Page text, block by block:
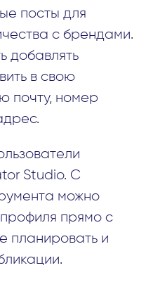
посты для
с брендами.
добавлять
в свою
почту, номер
Studio. С
можно
профиля прямо с
планировать и